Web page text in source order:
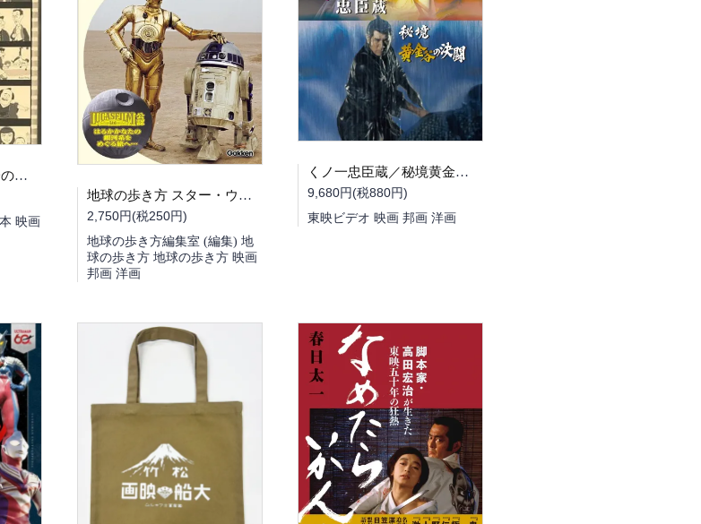
【サイン本】山田宏一のとっておき二本立て映画館
映画
地球の歩き方 スター・ウォーズ
2,750円(税250円)
地球の歩き方編集室 (編集) 地
球の歩き方 地球の歩き方 映画
邦画 洋画
くノ一忠臣蔵／秘境黄金谷の決闘
9,680円(税880円)
東映ビデオ 映画 邦画 洋画